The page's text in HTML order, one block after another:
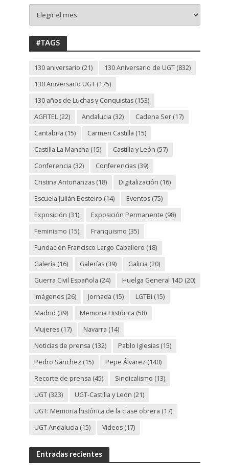
130
ANIVERSARIO
UGT
#TAGS
130 aniversario (21) 130 Aniversario de UGT(832)
130 Aniversario UGT(175)
130 años de Luchas y Conquistas(153)
AGFITEL(22) Andalucia (32) Cadena Ser(17)
Cantabria (15) Carmen Castilla (15)
Castilla La Mancha (15) Castilla y León (57)
Conferencia (32) Conferencias(39)
Cristina Antoñanzas(18) Digitalización (16)
Escuela Julián Besteiro (14) Eventos(75)
Exposición (31) Exposición Permanente (98)
Feminismo (15) Franquismo (35)
Fundación Francisco Largo Caballero (18)
Galería (16) Galerías(39) Galicia (20)
Guerra Civil Española (24) Huelga General 14D (20)
Imágenes(26) Jornada (15) LGTBi (15)
Madrid (39) Memoria Histórica (58)
Mujeres(17) Navarra (14)
Noticias de prensa (132) Pablo Iglesias(15)
Pedro Sánchez (15) Pepe Álvarez (140)
Recorte de prensa (45) Sindicalismo (13)
UGT(323) UGT-Castilla y León (21)
UGT: Memoria histórica de la clase obrera (17)
UGT Andalucia (15) Videos(17)
Entradas recientes